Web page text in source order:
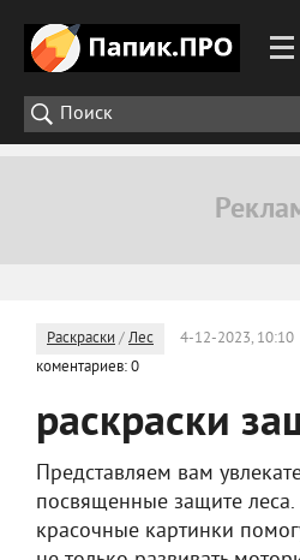
Раскраски /Лес 4-12-2023, 10:10
коментариев: 0
раскраски
Представляем вам
посвященные защите леса.
красочные картинки